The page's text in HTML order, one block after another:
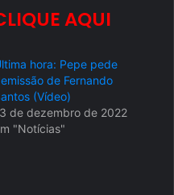
AQUI
hora: Pepe pede
de Fernando
(Vídeo)
de dezembro de 2022
"Notícias"